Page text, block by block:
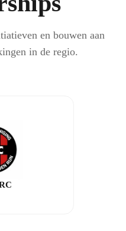
en bouwen aan
in de regio.